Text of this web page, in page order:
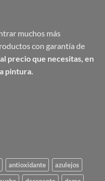
muchos más
con garantía de
precio que necesitas, en
pintura.
antioxidante
azulejos